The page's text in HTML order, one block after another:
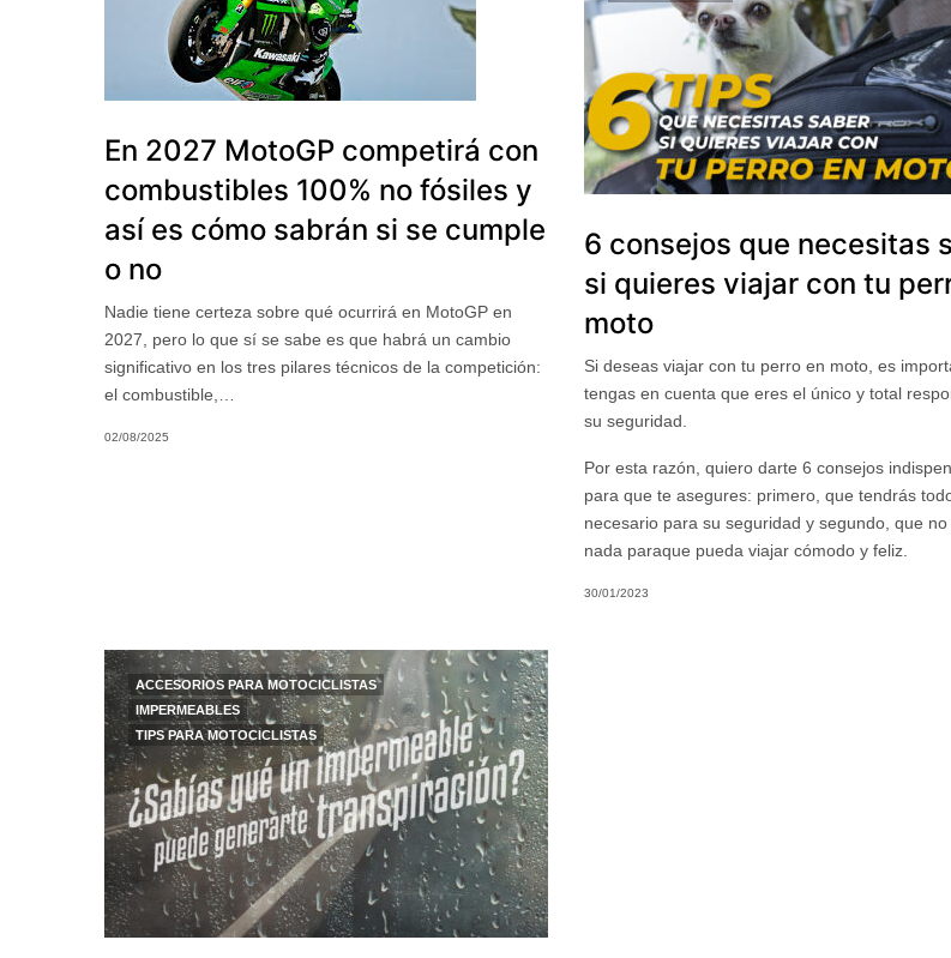
En 2027 MotoGP competirá con
combustibles 100% no fósiles y
así es cómo sabrán si se cumple
o no
Nadie tiene certeza sobre qué ocurrirá en MotoGP en
2027, pero lo que sí se sabe es que habrá un cambio
significativo en los tres pilares técnicos de la competición:
el combustible,…
02/08/2025
6 consejos que necesitas
si quieres viajar con tu
moto
Si deseas viajar con tu perro en moto, es
tengas en cuenta que eres el único y total
su seguridad.
Por esta razón, quiero darte 6 consejos
para que te asegures: primero, que tendrás
necesario para su seguridad y segundo, que
nada paraque pueda viajar cómodo y feliz.
30/01/2023
ACCESORIOS PARA MOTOCICLISTAS
IMPERMEABLES
TIPS PARA MOTOCICLISTAS